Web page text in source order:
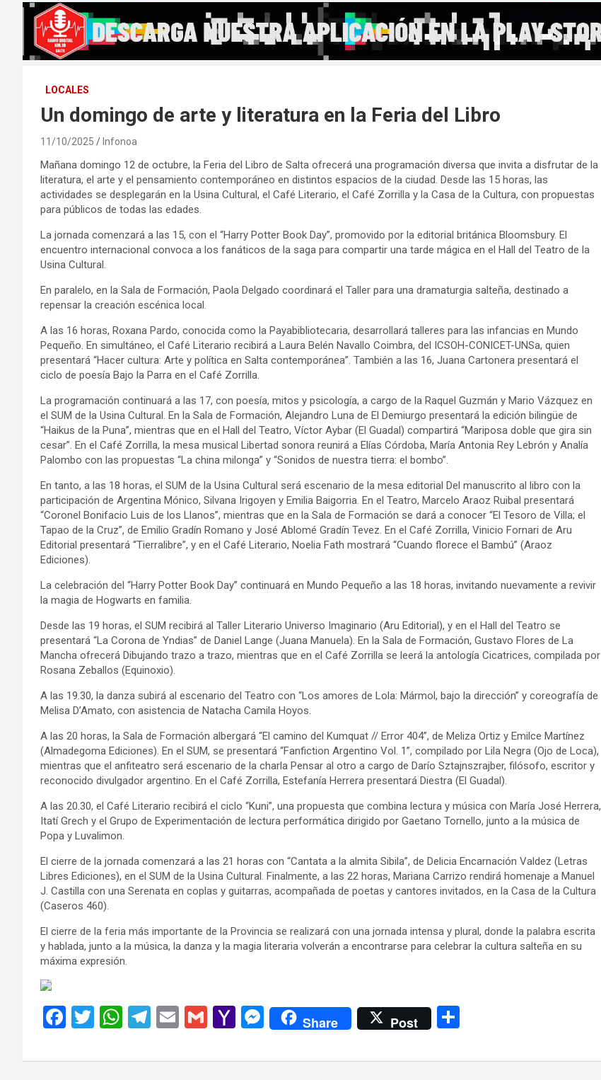
LOCALES
Un domingo de arte y literatura en la Feria del Libro
11/10/2025 Infonoa
Mañana domingo 12 de octubre, la Feria del Libro de Salta ofrecerá una programación diversa que invita a disfrutar de la
literatura, el arte y el pensamiento contemporáneo en distintos espacios de la ciudad. Desde las 15 horas, las
actividades se desplegarán en la Usina Cultural, el Café Literario, el Café Zorrilla y la Casa de la Cultura, con propuestas
para públicos de todas las edades.
La jornada comenzará a las 15, con el “Harry Potter Book Day”, promovido por la editorial británica Bloomsbury. El
encuentro internacional convoca a los fanáticos de la saga para compartir una tarde mágica en el Hall del Teatro de la
Usina Cultural.
En paralelo, en la Sala de Formación, Paola Delgado coordinará el Taller para una dramaturgia salteña, destinado a
repensar la creación escénica local.
A las 16 horas, Roxana Pardo, conocida como la Payabibliotecaria, desarrollará talleres para las infancias en Mundo
Pequeño. En simultáneo, el Café Literario recibirá a Laura Belén Navallo Coimbra, del ICSOH-CONICET-UNSa, quien
presentará “Hacer cultura: Arte y política en Salta contemporánea”. También a las 16, Juana Cartonera presentará el
ciclo de poesía Bajo la Parra en el Café Zorrilla.
La programación continuará a las 17, con poesía, mitos y psicología, a cargo de la Raquel Guzmán y Mario Vázquez en
el SUM de la Usina Cultural. En la Sala de Formación, Alejandro Luna de El Demiurgo presentará la edición bilingüe de
“Haikus de la Puna”, mientras que en el Hall del Teatro, Víctor Aybar (El Guadal) compartirá “Mariposa doble que gira sin
cesar”. En el Café Zorrilla, la mesa musical Libertad sonora reunirá a Elías Córdoba, María Antonia Rey Lebrón y Analía
Palombo con las propuestas “La china milonga” y “Sonidos de nuestra tierra: el bombo”.
En tanto, a las 18 horas, el SUM de la Usina Cultural será escenario de la mesa editorial Del manuscrito al libro con la
participación de Argentina Mónico, Silvana Irigoyen y Emilia Baigorria. En el Teatro, Marcelo Araoz Ruibal presentará
“Coronel Bonifacio Luis de los Llanos”, mientras que en la Sala de Formación se dará a conocer “El Tesoro de Villa; el
Tapao de la Cruz”, de Emilio Gradín Romano y José Ablomé Gradín Tevez. En el Café Zorrilla, Vinicio Fornari de Aru
Editorial presentará “Tierralibre”, y en el Café Literario, Noelia Fath mostrará “Cuando florece el Bambú” (Araoz
Ediciones).
La celebración del “Harry Potter Book Day” continuará en Mundo Pequeño a las 18 horas, invitando nuevamente a revivir
la magia de Hogwarts en familia.
Desde las 19 horas, el SUM recibirá al Taller Literario Universo Imaginario (Aru Editorial), y en el Hall del Teatro se
presentará “La Corona de Yndias” de Daniel Lange (Juana Manuela). En la Sala de Formación, Gustavo Flores de La
Mancha ofrecerá Dibujando trazo a trazo, mientras que en el Café Zorrilla se leerá la antología Cicatrices, compilada por
Rosana Zeballos (Equinoxio).
A las 19.30, la danza subirá al escenario del Teatro con “Los amores de Lola: Mármol, bajo la dirección” y coreografía de
Melisa D’Amato, con asistencia de Natacha Camila Hoyos.
A las 20 horas, la Sala de Formación albergará “El camino del Kumquat // Error 404”, de Meliza Ortiz y Emilce Martínez
(Almadegoma Ediciones). En el SUM, se presentará “Fanfiction Argentino Vol. 1”, compilado por Lila Negra (Ojo de Loca),
mientras que el anfiteatro será escenario de la charla Pensar al otro a cargo de Darío Sztajnszrajber, filósofo, escritor y
reconocido divulgador argentino. En el Café Zorrilla, Estefanía Herrera presentará Diestra (El Guadal).
A las 20.30, el Café Literario recibirá el ciclo “Kuni”, una propuesta que combina lectura y música con María José Herrera,
Itatí Grech y el Grupo de Experimentación de lectura performática dirigido por Gaetano Tornello, junto a la música de
Popa y Luvalimon.
El cierre de la jornada comenzará a las 21 horas con “Cantata a la almita Sibila”, de Delicia Encarnación Valdez (Letras
Libres Ediciones), en el SUM de la Usina Cultural. Finalmente, a las 22 horas, Mariana Carrizo rendirá homenaje a Manuel
J. Castilla con una Serenata en coplas y guitarras, acompañada de poetas y cantores invitados, en la Casa de la Cultura
(Caseros 460).
El cierre de la feria más importante de la Provincia se realizará con una jornada intensa y plural, donde la palabra escrita
y hablada, junto a la música, la danza y la magia literaria volverán a encontrarse para celebrar la cultura salteña en su
máxima expresión.
F
ce
T
tt
W
at
T
e
E
ail
G
ail
Y
h
M
se
Share Post
m